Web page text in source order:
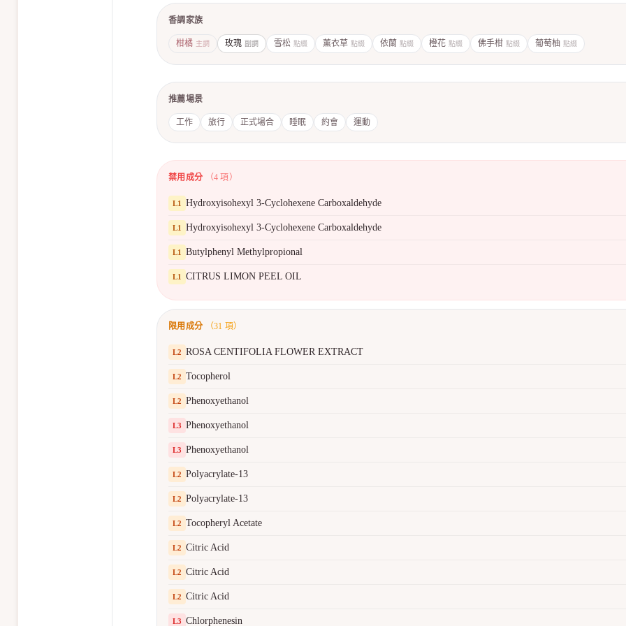
香調家族
柑橘 主調 玫瑰 副調 雪松 點綴 薰衣草 點綴 依蘭 點綴 橙花 點綴 佛手柑 點綴 葡萄柚 點綴
推薦場景
工作 旅行 正式場合 睡眠 約會 運動
禁用成分 （4 項）
L1 Hydroxyisohexyl 3-Cyclohexene Carboxaldehyde
L1 Hydroxyisohexyl 3-Cyclohexene Carboxaldehyde
L1 Butylphenyl Methylpropional
L1 CITRUS LIMON PEEL OIL
限用成分 （31 項）
L2 ROSA CENTIFOLIA FLOWER EXTRACT
L2 Tocopherol
L2 Phenoxyethanol
L3 Phenoxyethanol
L3 Phenoxyethanol
L2 Polyacrylate-13
L2 Polyacrylate-13
L2 Tocopheryl Acetate
L2 Citric Acid
L2 Citric Acid
L2 Citric Acid
L3 Chlorphenesin